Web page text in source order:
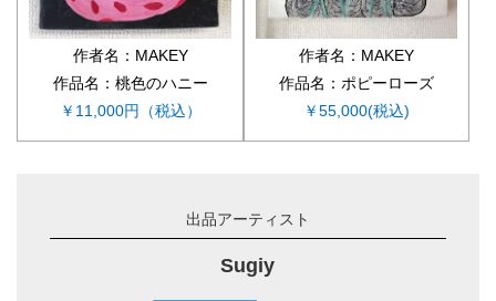
作者名：MAKEY
作品名：桃色のハニー
￥11,000円（税込）
作者名：MAKEY
作品名：ポピーローズ
￥55,000(税込)
出品アーティスト
Sugiy